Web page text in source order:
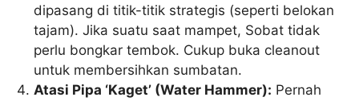
dipasang di titik-titik strategis (seperti belokan
tajam). Jika suatu saat mampet, Sobat tidak
perlu bongkar tembok. Cukup buka cleanout
untuk membersihkan sumbatan.
Atasi Pipa ‘Kaget’ (Water Hammer): Pernah